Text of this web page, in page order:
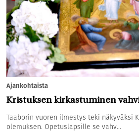
Ajankohtaista
Kristuksen kirkastuminen
Taaborin vuoren ilmestys teki näkyväksi
olemuksen. Opetuslapsille se vahv...